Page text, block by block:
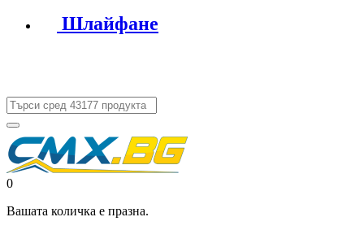
Шлайфане
0
Вашата количка е празна.